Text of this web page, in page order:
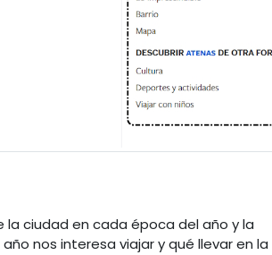
ciudad en cada época del año y la
nos interesa viajar y qué llevar en la